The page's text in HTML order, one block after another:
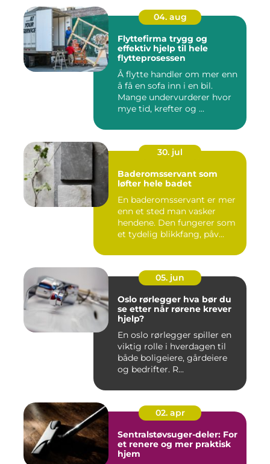
04. aug
Flyttefirma trygg og
effektiv hjelp til hele
flytteprosessen
Å flytte handler om mer enn
å få en sofa inn i en bil.
Mange undervurderer hvor
mye tid, krefter og ...
30. jul
Baderomsservant som
løfter hele badet
En baderomsservant er mer
enn et sted man vasker
hendene. Den fungerer som
et tydelig blikkfang, påv...
05. jun
Oslo rørlegger hva bør du
se etter når rørene krever
hjelp?
En oslo rørlegger spiller en
viktig rolle i hverdagen til
både boligeiere, gårdeiere
og bedrifter. R...
02. apr
Sentralstøvsuger-deler: For
et renere og mer praktisk
hjem